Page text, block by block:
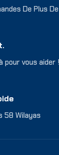
De Plus
pour vous aider !
58 Wilayas